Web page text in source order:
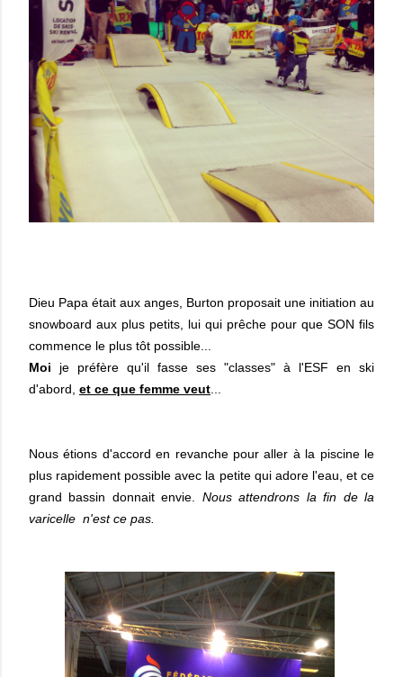
Dieu Papa était aux anges, Burton proposait une initiation au
snowboard aux plus petits, lui qui prêche pour que SON fils
commence le plus tôt possible...
Moi je préfère qu'il fasse ses "classes" à l'ESF en ski
d'abord, et ce que femme veut
Nous étions d'accord en revanche pour aller à la piscine le
plus rapidement possible avec la petite qui adore l'eau, et ce
grand bassin donnait envie. Nous attendrons la fin de la
varicelle n'est ce pas.